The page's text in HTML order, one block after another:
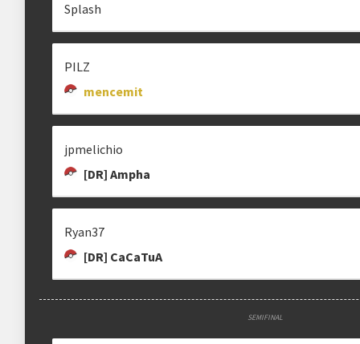
Splash
PILZ
mencemit
jpmelichio
[DR] Ampha
Ryan37
[DR] CaCaTuA
SEMIFINAL